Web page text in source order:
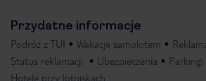
Przydatne informacje
Podróż z TUI Wakacje samolotem
Status reklamacji
Ubezpieczenia
Parkingi
Hotele przy lotniskach